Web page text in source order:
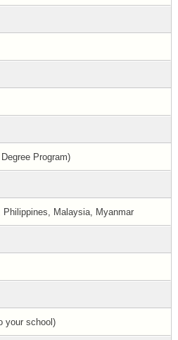
Program)
Malaysia, Myanmar
your school)